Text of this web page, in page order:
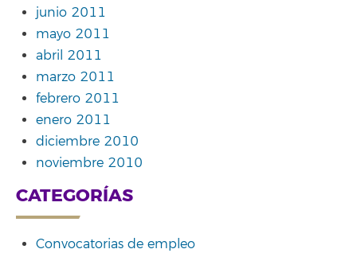
junio 2011
mayo 2011
abril 2011
marzo 2011
febrero 2011
enero 2011
diciembre 2010
noviembre 2010
CATEGORÍAS
Convocatorias de empleo